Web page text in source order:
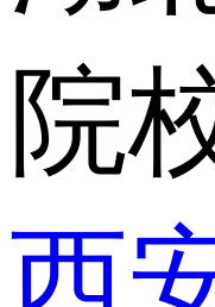
院